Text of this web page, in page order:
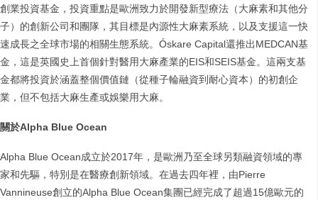
創業投資基金，投資重點是歐洲致力於開發新型療法（大麻素和其他分
子）的創新公司和團隊，其目標是內源性大麻素系統，以及支援這一快
速成長之全球市場的相關生態系統。Óskare Capital還推出MEDCAN基
金，這是英國史上首個針對醫用大麻產業的EIS和SEIS基金。這兩支基
金都將投資於涵蓋整個價值鏈（從種子輪融資到耐心資本）的初創企
業，但不包括大麻生產或娛樂用大麻。
關於Alpha Blue Ocean
Alpha Blue Ocean成立於2017年，是歐洲乃至全球另類融資領域的專
家和先驅，特別是在醫療創新領域。在過去四年裡，由Pierre
Vannineuse創立的Alpha Blue Ocean集團已經完成了超過15億歐元的